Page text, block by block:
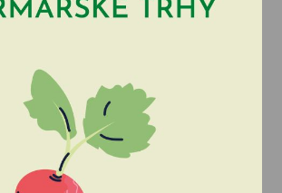
Votavžatský ploty
Letní koncerty ve Stromovce: Rufus Miller
22. 7. 2026
Vysočinka